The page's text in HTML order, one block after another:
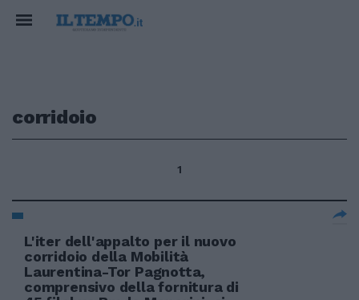
corridoio
1
L'iter dell'appalto per il nuovo
corridoio della Mobilità
Laurentina-Tor Pagnotta,
comprensivo della fornitura di